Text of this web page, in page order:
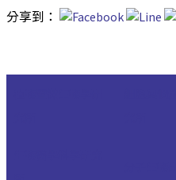
分享到：